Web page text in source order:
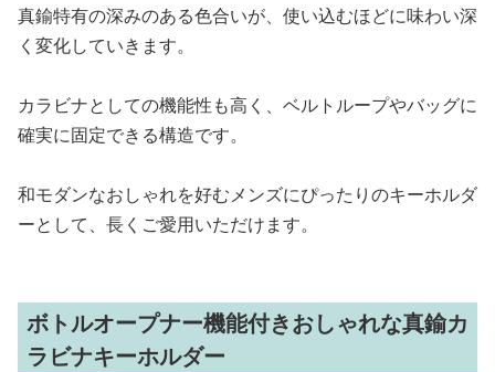
真鍮特有の深みのある色合いが、使い込むほどに味わい深
く変化していきます。
カラビナとしての機能性も高く、ベルトループやバッグに
確実に固定できる構造です。
和モダンなおしゃれを好むメンズにぴったりのキーホルダ
ーとして、長くご愛用いただけます。
ボトルオープナー機能付きおしゃれな真鍮カ
ラビナキーホルダー